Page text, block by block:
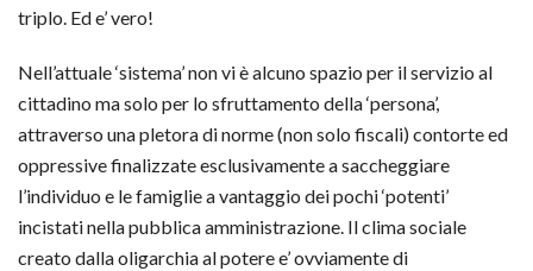
triplo. Ed e’ vero!
Nell’attuale ‘sistema’ non vi è alcuno spazio per il servizio al
cittadino ma solo per lo sfruttamento della ‘persona’,
attraverso una pletora di norme (non solo fiscali) contorte ed
oppressive finalizzate esclusivamente a saccheggiare
l’individuo e le famiglie a vantaggio dei pochi ‘potenti’
incistati nella pubblica amministrazione. Il clima sociale
creato dalla oligarchia al potere e’ ovviamente di